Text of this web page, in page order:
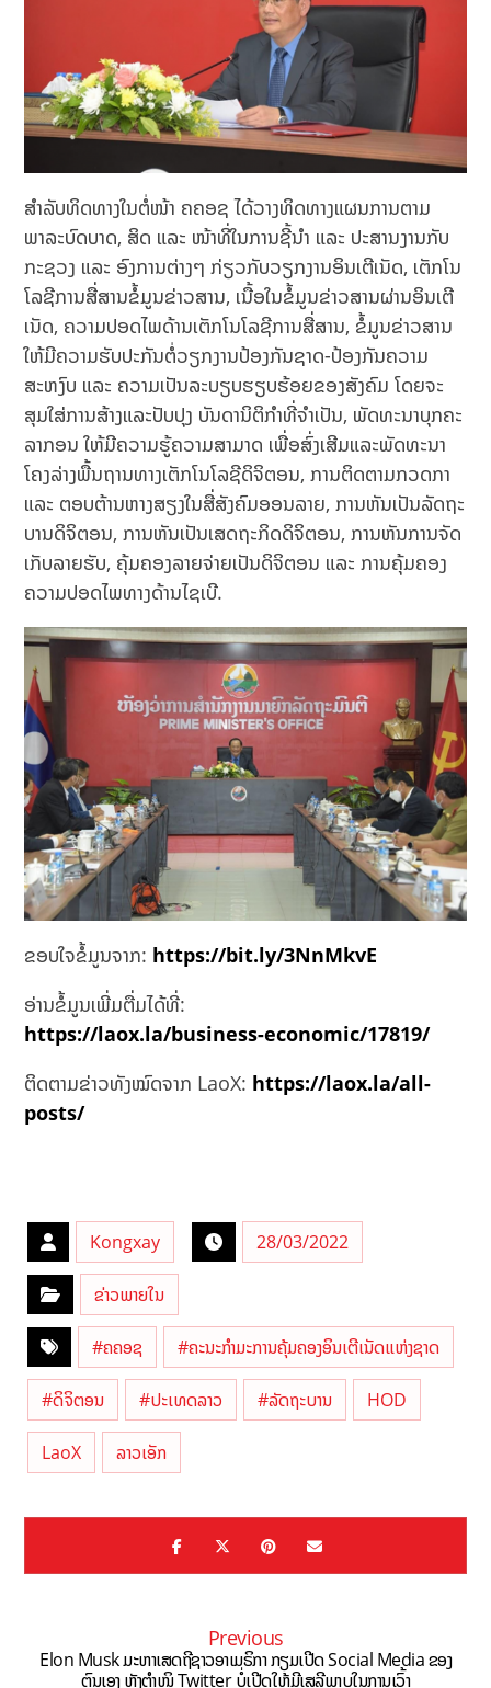
ສຳລັບທິດທາງໃນຕໍ່ໜ້າ ຄຄອຊ ໄດ້ວາງທິດທາງແຜນການຕາມ
ພາລະບົດບາດ, ສິດ ແລະ ໜ້າທີ່ໃນການຊີ້ນຳ ແລະ ປະສານງານກັບ
ກະຊວງ ແລະ ອົງການຕ່າງໆ ກ່ຽວກັບວຽກງານອິນເຕີເນັດ, ເຕັກໂນ
ໂລຊີການສື່ສານຂໍ້ມູນຂ່າວສານ, ເນື້ອໃນຂໍ້ມູນຂ່າວສານຜ່ານອິນເຕີ
ເນັດ, ຄວາມປອດໄພດ້ານເຕັກໂນໂລຊີການສື່ສານ, ຂໍ້ມູນຂ່າວສານ
ໃຫ້ມີຄວາມຮັບປະກັນຕໍ່ວຽກງານປ້ອງກັນຊາດ-ປ້ອງກັນຄວາມ
ສະຫງົບ ແລະ ຄວາມເປັນລະບຽບຮຽບຮ້ອຍຂອງສັງຄົມ ໂດຍຈະ
ສຸມໃສ່ການສ້າງແລະປັບປຸງ ບັນດານິຕິກຳທີ່ຈຳເປັນ, ພັດທະນາບຸກຄະ
ລາກອນ ໃຫ້ມີຄວາມຮູ້ຄວາມສາມາດ ເພື່ອສົ່ງເສີມແລະພັດທະນາ
ໂຄງລ່າງພື້ນຖານທາງເຕັກໂນໂລຊີດິຈິຕອນ, ການຕິດຕາມກວດກາ
ແລະ ຕອບຕ້ານຫາງສຽງໃນສື່ສັງຄົມອອນລາຍ, ການຫັນເປັນລັດຖະ
ບານດິຈິຕອນ, ການຫັນເປັນເສດຖະກິດດິຈິຕອນ, ການຫັນການຈັດ
ເກັບລາຍຮັບ, ຄຸ້ມຄອງລາຍຈ່າຍເປັນດິຈິຕອນ ແລະ ການຄຸ້ມຄອງ
ຄວາມປອດໄພທາງດ້ານໄຊເບີ.
ຂອບໃຈຂໍ້ມູນຈາກ: https://bit.ly/3NnMkvE
ອ່ານຂໍ້ມູນເພີ່ມຕື່ມໄດ້ທີ່:
https://laox.la/business-economic/17819/
ຕິດຕາມຂ່າວທັງໝົດຈາກ LaoX: https://laox.la/all-
posts/
Kongxay 28/03/2022
ຂ່າວພາຍໃນ
#ຄຄອຊ #ຄະນະກຳມະການຄຸ້ມຄອງອິນເຕີເນັດແຫ່ງຊາດ
#ດິຈິຕອນ #ປະເທດລາວ #ລັດຖະບານ HOD
LaoX ລາວເອັກ
Previous
Elon Musk ມະຫາເສດຖີຊາວອາເມຣິກາ ກຽມເປີດ Social Media ຂອງ
ຕົນເອງ ຫຼັງຕຳໜິ Twitter ບໍ່ເປີດໃຫ້ມີເສລີພາບໃນການເວົ້າ